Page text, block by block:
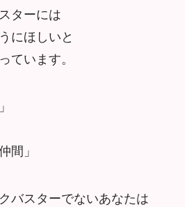
ターには
にほしいと
ています。
間」
バスターでないあなたは